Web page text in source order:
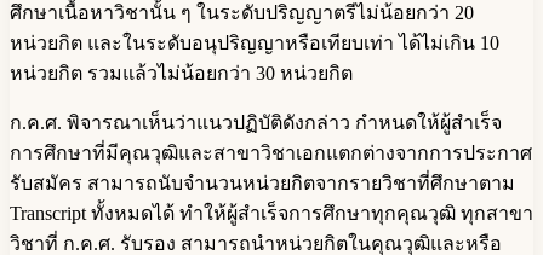
ศึกษาเนื้อหาวิชานั้น ๆ ในระดับปริญญาตรีไม่น้อยกว่า 20
หน่วยกิต และในระดับอนุปริญญาหรือเทียบเท่า ได้ไม่เกิน 10
หน่วยกิต รวมแล้วไม่น้อยกว่า 30 หน่วยกิต
ก.ค.ศ. พิจารณาเห็นว่าแนวปฏิบัติดังกล่าว กำหนดให้ผู้สำเร็จ
การศึกษาที่มีคุณวุฒิและสาขาวิชาเอกแตกต่างจากการประกาศ
รับสมัคร สามารถนับจำนวนหน่วยกิตจากรายวิชาที่ศึกษาตาม
Transcript ทั้งหมดได้ ทำให้ผู้สำเร็จการศึกษาทุกคุณวุฒิ ทุกสาขา
วิชาที่ ก.ค.ศ. รับรอง สามารถนำหน่วยกิตในคุณวุฒิและหรือ